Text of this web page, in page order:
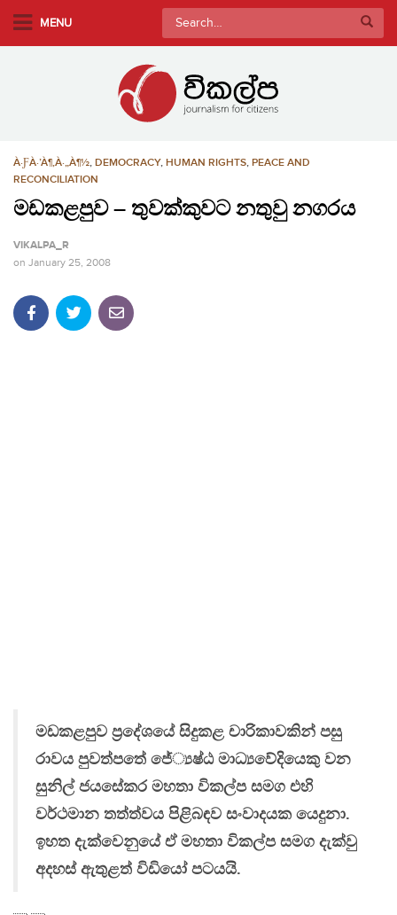
MENU
Search
for:
À·ƑÀ·’À¶‚À·„À¶½, DEMOCRACY, HUMAN RIGHTS, PEACE AND
RECONCILIATION
මඩකළපුව – තුවක්කුවට නතුවු නගරය
VIKALPA_R
on January 25, 2008
මඩකළපුව ප්‍රදේශයේ සිදුකළ චාරිකාවකින් පසු
රාවය පුවත්පතේ ජේ‍්‍යෂ්ඨ මාධ්‍යවේදියෙකු වන
සුනිල් ජයසේකර මහතා විකල්ප සමග එහි
වර්ථමාන තත්ත්වය පිළිබඳව සංවාදයක යෙදුනා.
ඉහත දැක්වෙනුයේ ඒ මහතා විකල්ප සමග දැක්වු
අදහස් ඇතුළත් විඩියෝ පටයයි.